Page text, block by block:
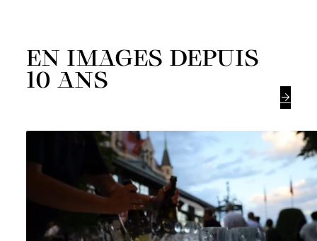
EN IMAGES DEPUIS
10 ANS
